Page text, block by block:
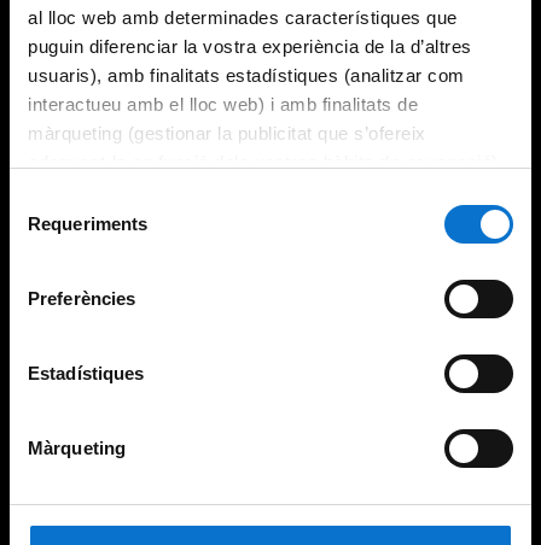
al lloc web amb determinades característiques que
puguin diferenciar la vostra experiència de la d’altres
usuaris), amb finalitats estadístiques (analitzar com
interactueu amb el lloc web) i amb finalitats de
màrqueting (gestionar la publicitat que s’ofereix
consultar laPolítica de galetes del lloc web de la
Requeriments
Preferències
Estadístiques
Màrqueting